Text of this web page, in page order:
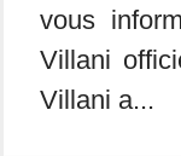
vous
Villani
Villani a...